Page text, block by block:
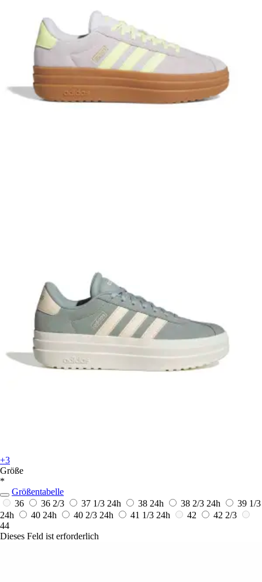
+3
Größe
*
Größentabelle
36
36 2/3 37 1/3 24h 38 24h 38 2/3 24h
39 1/3
24h
40 24h 40 2/3 24h 41 1/3 24h 42
42 2/3
44
Dieses Feld ist erforderlich